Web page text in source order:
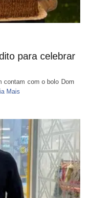
para celebrar
contam com o bolo Dom
Mais